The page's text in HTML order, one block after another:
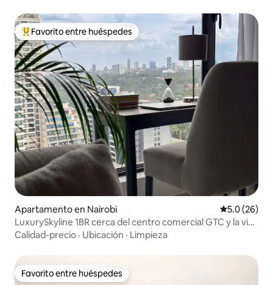
Favorito entre huéspedes preferido
Favorito entre huéspedes
Apartamento en Nairobi Calificación
5.0 (26)
LuxurySkyline 1BR cerca del centro comercial GTC y la vida
nocturna
Calidad-precio · Ubicación · Limpieza
Favorito entre huéspedes
Favorito entre huéspedes